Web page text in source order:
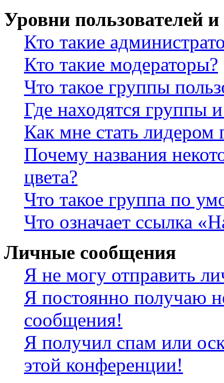
Уровни пользователей
Кто такие
Кто такие модераторы?
Что такое группы
Где находятся группы
Как мне стать лидером
Почему названия
цвета?
Что такое группа по
Что означает ссылка
Личные сообщения
Я не могу отправить
Я постоянно получаю
сообщения!
Я получил спам или
этой конференции!